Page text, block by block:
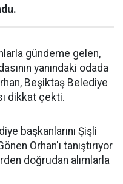
gündeme gelen,
yanındaki odada
Beşiktaş Belediye
dikkat çekti.
başkanlarını Şişli
Orhan'ı tanıştırıyor
doğrudan alımlarla